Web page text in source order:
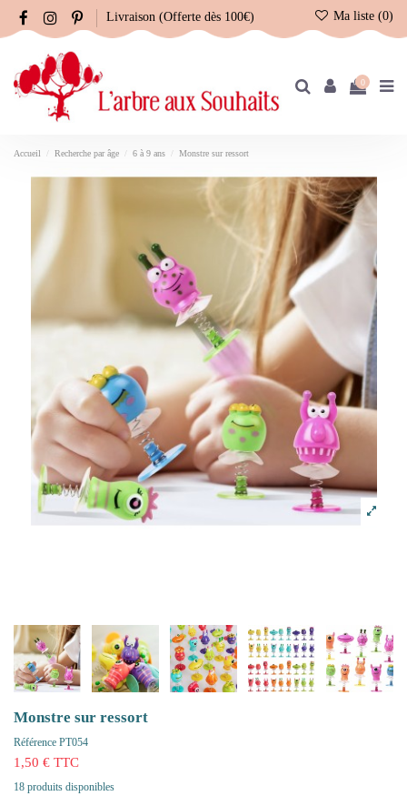
Livraison (Offerte dès 100€) Ma liste (0)
0
Accueil Recherche par âge 6 à 9 ans Monstre sur ressort
Monstre sur ressort
Référence PT054
1,50 € TTC
18 produits disponibles